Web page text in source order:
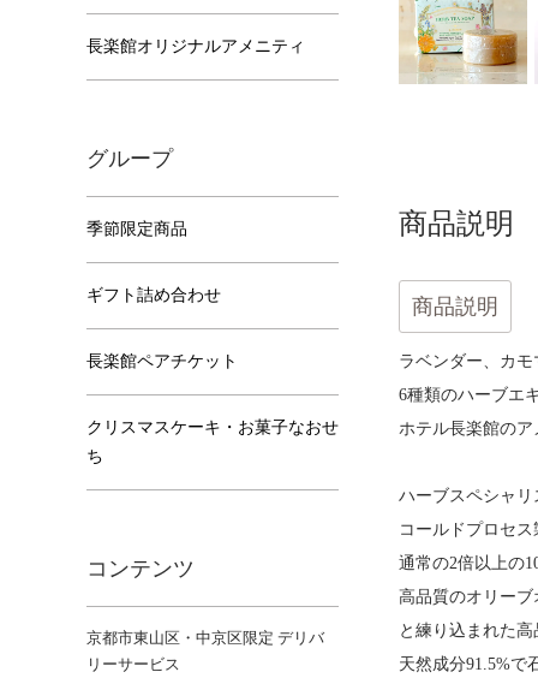
商品説明
商品説明
ラベンダー、カ
6種類のハーブエ
ホテル長楽館の
ハーブスペシャ
コールドプロセ
通常の2倍以上の
高品質のオリー
と練り込まれた
天然成分91.5%で
長楽館オリジナルアメニティ
グループ
季節限定商品
ギフト詰め合わせ
長楽館ペアチケット
クリスマスケーキ・お菓子なおせ
ち
コンテンツ
京都市東山区・中京区限定 デリバ
リーサービス